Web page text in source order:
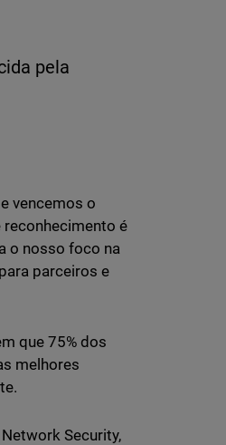
pela
vencemos o
reconhecimento é
o nosso foco na
parceiros e
que 75% dos
melhores
Security,